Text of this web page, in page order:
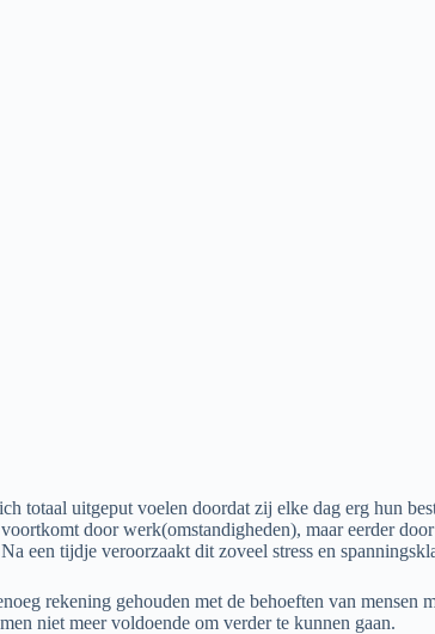
totaal uitgeput voelen doordat zij elke dag erg hun
door werk(omstandigheden), maar eerder
een tijdje veroorzaakt dit zoveel stress en
rekening gehouden met de behoeften van
niet meer voldoende om verder te kunnen gaan.